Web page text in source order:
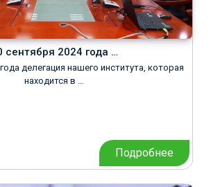
сентября 2024 года …
делегация нашего института, которая
находится в …
Подробнее